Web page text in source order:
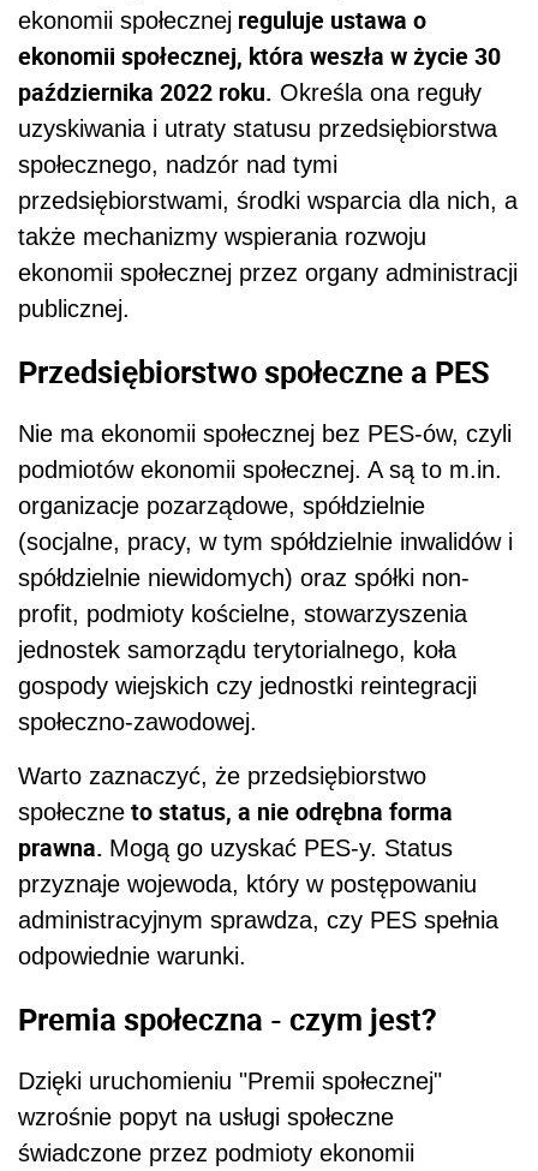
ekonomii społecznej reguluje ustawa o
ekonomii społecznej, która weszła w życie 30
października 2022 roku. Określa ona reguły
uzyskiwania i utraty statusu przedsiębiorstwa
społecznego, nadzór nad tymi
przedsiębiorstwami, środki wsparcia dla nich, a
także mechanizmy wspierania rozwoju
ekonomii społecznej przez organy administracji
publicznej.
Przedsiębiorstwo społeczne a PES
Nie ma ekonomii społecznej bez PES-ów, czyli
podmiotów ekonomii społecznej. A są to m.in.
organizacje pozarządowe, spółdzielnie
(socjalne, pracy, w tym spółdzielnie inwalidów i
spółdzielnie niewidomych) oraz spółki non-
profit, podmioty kościelne, stowarzyszenia
jednostek samorządu terytorialnego, koła
gospody wiejskich czy jednostki reintegracji
społeczno-zawodowej.
Warto zaznaczyć, że przedsiębiorstwo
społeczne to status, a nie odrębna forma
prawna. Mogą go uzyskać PES-y. Status
przyznaje wojewoda, który w postępowaniu
administracyjnym sprawdza, czy PES spełnia
odpowiednie warunki.
Premia społeczna - czym jest?
Dzięki uruchomieniu "Premii społecznej"
wzrośnie popyt na usługi społeczne
świadczone przez podmioty ekonomii